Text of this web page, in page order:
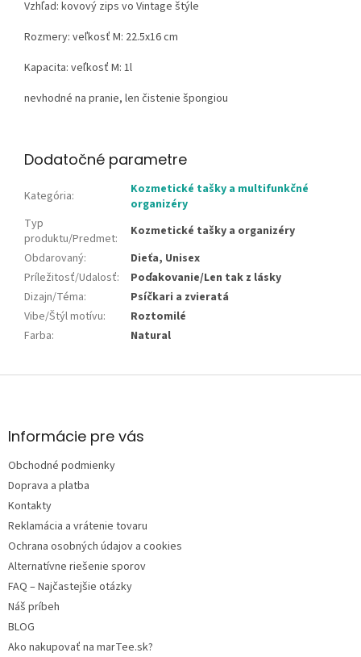
Vzhľad: kovový zips vo Vintage štýle
Rozmery: veľkosť M: 22.5x16 cm
Kapacita: veľkosť M: 1l
nevhodné na pranie, len čistenie špongiou
Dodatočné parametre
Kategória:
Kozmetické tašky a multifunkčné
organizéry
Typ
produktu/Predmet:
Kozmetické tašky a organizéry
Obdarovaný:
Dieťa, Unisex
Príležitosť/Udalosť:
Poďakovanie/Len tak z lásky
Dizajn/Téma:
Psíčkari a zvieratá
Vibe/Štýl motívu:
Roztomilé
Farba: Natural
Z
ä
e
Informácie pre vás
Obchodné podmienky
Doprava a platba
Kontakty
Reklamácia a vrátenie tovaru
Ochrana osobných údajov a cookies
Alternatívne riešenie sporov
FAQ – Najčastejšie otázky
Náš príbeh
BLOG
Ako nakupovať na marTee.sk?